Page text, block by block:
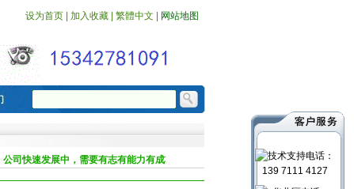
设为首页 加入收藏 繁體中文 网站地图
公司快速发展中，需要有志有能力有成功梦想的年青人，加盟等你来！ 2017年底新